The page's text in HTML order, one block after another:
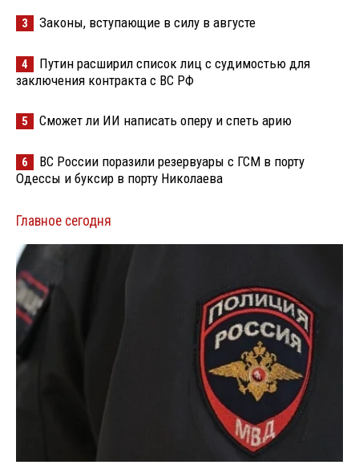
3 Законы, вступающие в силу в августе
4
Путин расширил список лиц с судимостью для
заключения контракта с ВС РФ
5 Сможет ли ИИ написать оперу и спеть арию
6
ВС России поразили резервуары с ГСМ в порту
Одессы и буксир в порту Николаева
Главное сегодня